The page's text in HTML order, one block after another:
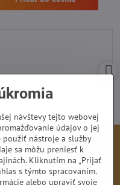
návštevy tejto webovej
údajov o jej
použiť nástroje a služby
sa môžu preniesť k
Kliknutím na „Prijať
s týmto spracovaním.
alebo upraviť svoje